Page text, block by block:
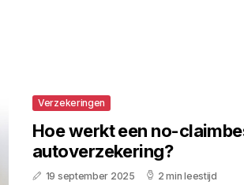
Verzekeringen
Hoe werkt een no-
autoverzekering?
19 september 2025 2 min leestijd